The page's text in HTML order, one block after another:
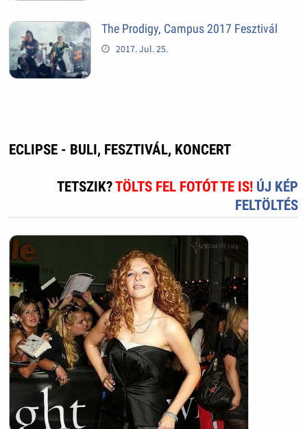
The Prodigy, Campus 2017 Fesztivál
2017. Jul. 25.
ECLIPSE - BULI, FESZTIVÁL, KONCERT
TETSZIK?TÖLTS FEL FOTÓT TE IS! ÚJ KÉP
FELTÖLTÉS